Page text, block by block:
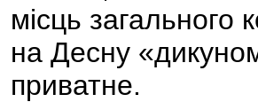
місць загального
на Десну
приватне.